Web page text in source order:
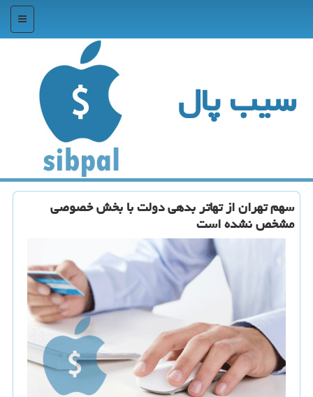
منو
سیب پال
سهم تهران از تهاتر بدهی دولت با بخش خصوصی
مشخص نشده است